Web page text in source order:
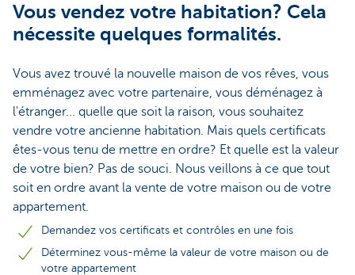
Vous vendez votre habitation? Cela
nécessite quelques formalités.
Vous avez trouvé la nouvelle maison de vos rêves, vous
emménagez avec votre partenaire, vous déménagez à
l'étranger... quelle que soit la raison, vous souhaitez
vendre votre ancienne habitation. Mais quels certificats
êtes-vous tenu de mettre en ordre? Et quelle est la valeur
de votre bien? Pas de souci. Nous veillons à ce que tout
soit en ordre avant la vente de votre maison ou de votre
appartement.
Demandez vos certificats et contrôles en une fois
Déterminez vous-même la valeur de votre maison ou de
votre appartement